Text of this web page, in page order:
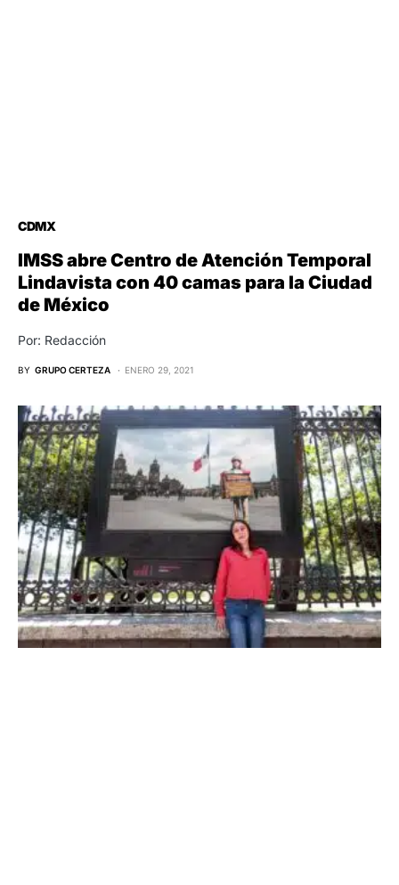
CDMX
IMSS abre Centro de Atención Temporal
Lindavista con 40 camas para la Ciudad
de México
Por: Redacción
BY GRUPO CERTEZA ENERO 29, 2021